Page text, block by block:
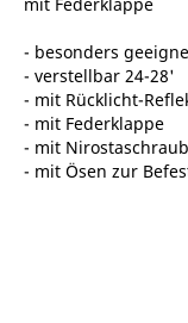
- besonders
- verstellbar 24-28'
- mit Rücklicht-
- mit Federklappe
- mit
- mit Ösen zur